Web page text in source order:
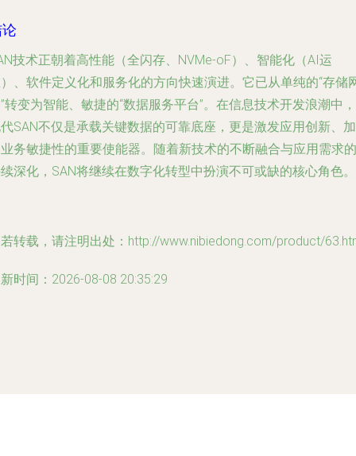
技术正朝着高性能（全闪存、NVMe-oF）、智能化（AI运
、软件定义化和服务化的方向快速演进。它已从单纯的“存储
转变为智能、敏捷的“数据服务平台”。在信息技术开发浪潮中，
SAN不仅是承载关键数据的可靠底座，更是激发应用创新、加
务敏捷性的重要使能器。随着新技术的不断融合与应用需求的
深化，SAN将继续在数字化转型中扮演不可或缺的核心角色。
转载，请注明出处：http://www.nibiedong.com/product/
时间：2026-08-08 20:35:29